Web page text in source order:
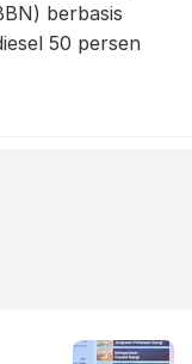
berbasis
50 persen